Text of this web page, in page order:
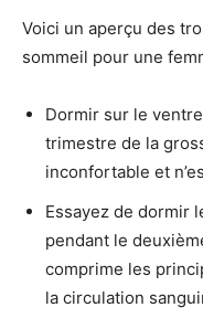
Voici un aperçu des
sommeil pour une
Dormir sur le
trimestre de la
inconfortable et
Essayez de dormir
pendant le
comprime les
la circulation